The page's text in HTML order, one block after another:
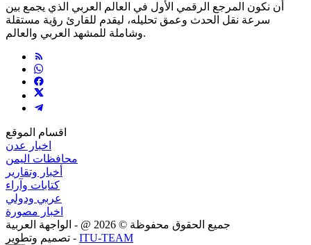
أن نكون المرجع الرقمي الأول في العالم العربي الذي يجمع بين
سرعة نقل الحدث وعمق تحليله، ليقدم للقارئ رؤية مستقلة
وشاملة للمشهد العربي والعالم.
اقسام الموقع
اخبار عدن
محافظات اليمن
أخبار وتقارير
كتابات وآراء
عربي ودولي
اخبار مصورة
جميع الحقوق محفوظة © 2026 @ - الواجهة العربية
تصميم وتطوير - ITU-TEAM